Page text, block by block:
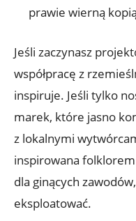
prawie wierną
Jeśli zaczynasz
współpracę z
inspiruje. Jeśli tylko
marek, które jasno
z lokalnymi
inspirowana
dla ginących
eksploatować.